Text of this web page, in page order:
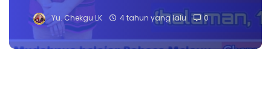
Yu. Chekgu LK 4 tahun yang lalu 0